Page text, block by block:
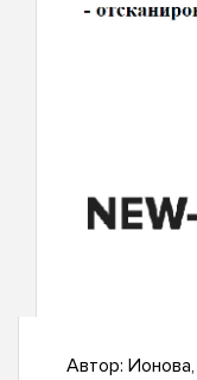
Автор: